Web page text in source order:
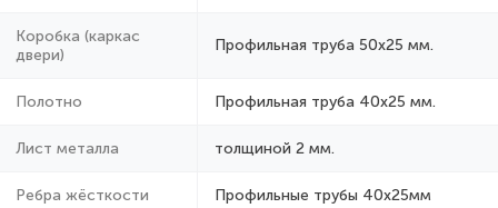
Коробка (каркас
двери)
Профильная труба 50х25 мм.
Полотно Профильная труба 40х25 мм.
Лист металла толщиной 2 мм.
Ребра жёсткости Профильные трубы 40х25мм